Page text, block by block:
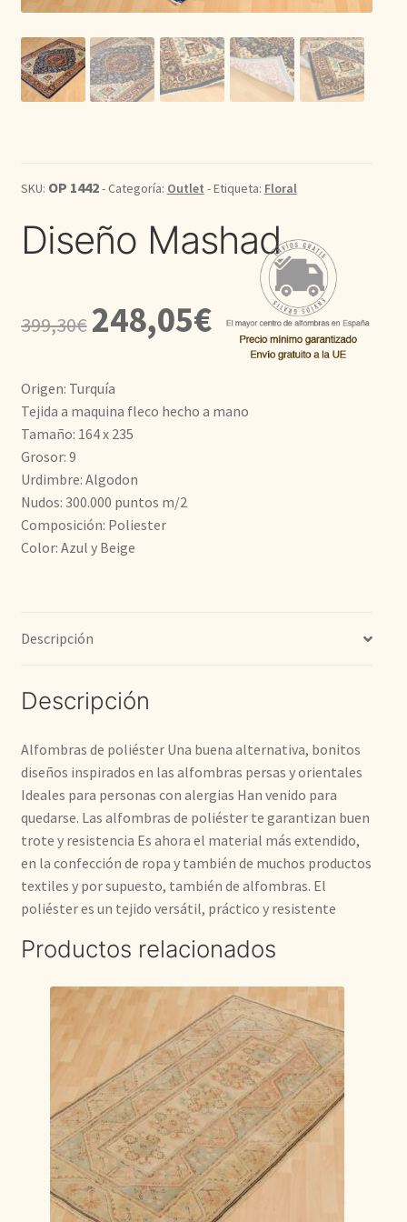
Kilim
Redondas
Seda
Pasillo
SKU: OP 1442- Categoría: Outlet - Etiqueta: Floral
Diseño Mashad
399,30€
El
precio
era:
399,30€.
248,05€El
precio
es:
Origen: Turquía
Tejida a maquina fleco hecho a mano
Tamaño: 164 x 235
Grosor: 9
Urdimbre: Algodon
Nudos: 300.000 puntos m/2
Composición: Poliester
Color: Azul y Beige
Descripción
Descripción
Alfombras de poliéster Una buena alternativa, bonitos
diseños inspirados en las alfombras persas y orientales
Ideales para personas con alergias Han venido para
quedarse. Las alfombras de poliéster te garantizan buen
trote y resistencia Es ahora el material más extendido,
en la confección de ropa y también de muchos productos
textiles y por supuesto, también de alfombras. El
poliéster es un tejido versátil, práctico y resistente
Productos relacionados